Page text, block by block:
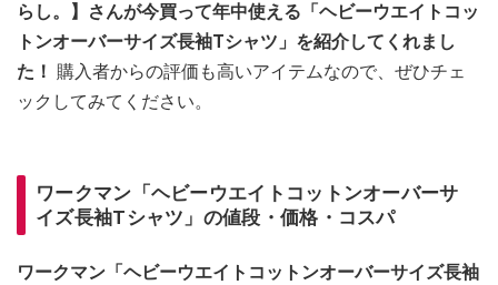
らし。】さんが今買って年中使える「ヘビーウエイトコッ
トンオーバーサイズ長袖Tシャツ」を紹介してくれまし
た！ 購入者からの評価も高いアイテムなので、ぜひチェ
ックしてみてください。
ワークマン「ヘビーウエイトコットンオーバーサ
イズ長袖Tシャツ」の値段・価格・コスパ
ワークマン「ヘビーウエイトコットンオーバーサイズ長袖